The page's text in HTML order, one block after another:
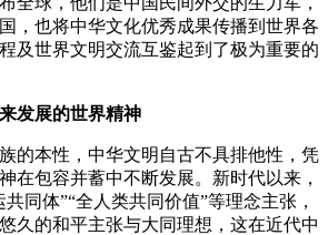
，也将中华文化优秀成果传播到世界各
及世界文明交流互鉴起到了极为重要的
发展的世界精神
本性，中华文明自古不具排他性，凭
在包容并蓄中不断发展。新时代以来，
同体”“全人类共同价值”等理念主张，
久的和平主张与大同理想，这在近代中